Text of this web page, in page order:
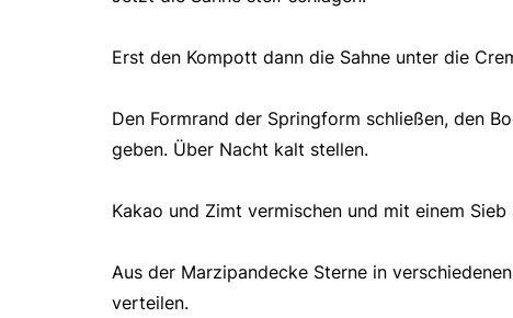
Erst den Kompott dann die Sahne unter die
Den Formrand der Springform schließen, den
geben. Über Nacht kalt stellen.
Kakao und Zimt vermischen und mit einem
Aus der Marzipandecke Sterne in
verteilen.